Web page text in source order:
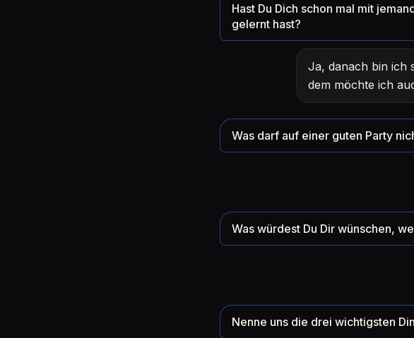
Hast Du Dich schon mal mit
gelernt hast?
Ja, danach bin ich
dem möchte ich
Was darf auf einer guten Party
Was würdest Du Dir wünschen,
Nenne uns die drei wichtigsten